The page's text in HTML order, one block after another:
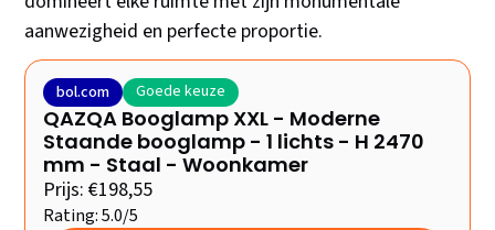
aanwezigheid en perfecte proportie.
bol.com Goede keuze
QAZQA Booglamp XXL - Moderne
Staande booglamp - 1 lichts - H 2470
mm - Staal - Woonkamer
Prijs: €198,55
Rating: 5.0/5